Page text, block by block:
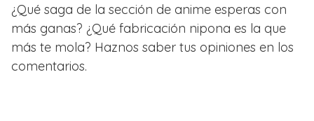
¿Qué saga de la sección de anime esperas con
más ganas? ¿Qué fabricación nipona es la que
más te mola? Haznos saber tus opiniones en los
comentarios.